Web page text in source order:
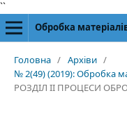
``
Обробка
Головна / Архіви /
№ 2(49) (2019): Обробка
РОЗДІЛ II ПРОЦЕСИ